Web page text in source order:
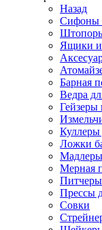
Назад
Сифоны
Ящики и
Барная
Ведра
Гейзеры
Куллеры
Ложки
Мадлеры
Мерная
Питчеры
Прессы
Совки